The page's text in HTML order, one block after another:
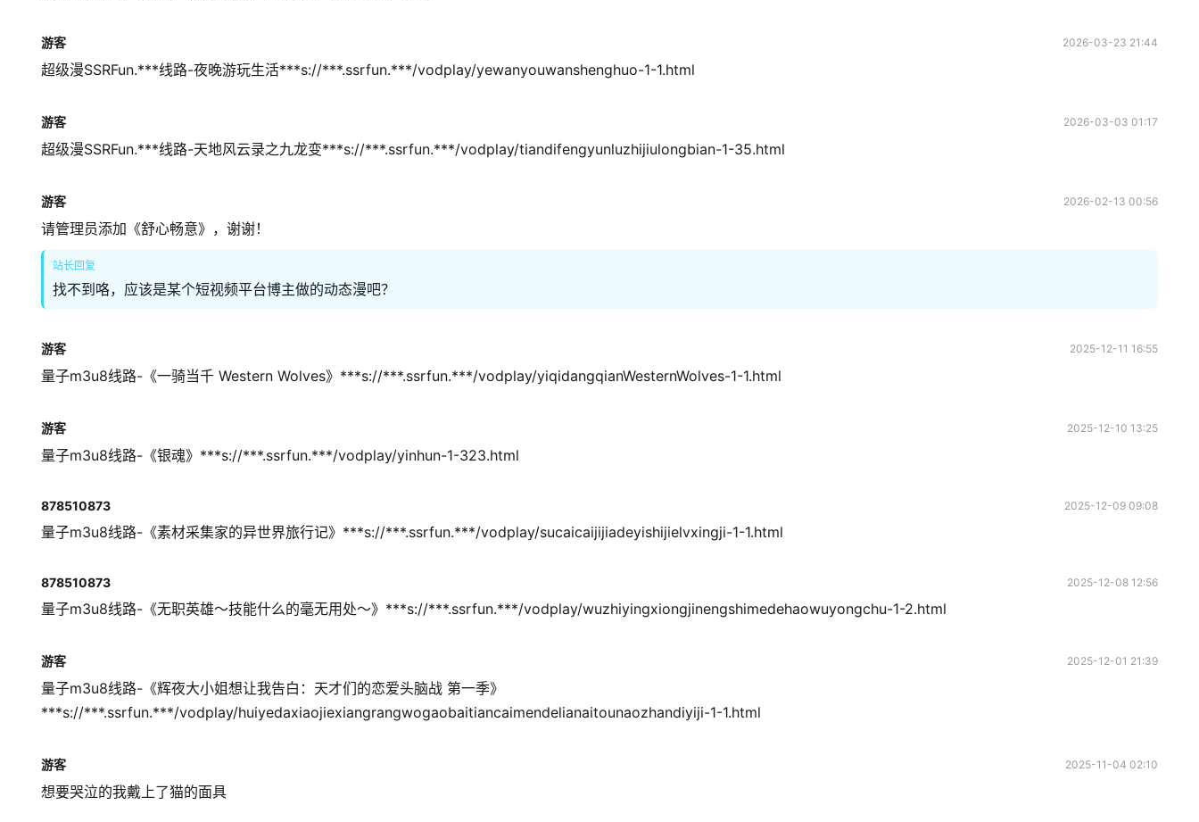
游客 2026-03-23 21:44
超级漫SSRFun.***线路-夜晚游玩生活***s://***.ssrfun.***/vodplay/yewanyouwanshenghuo-1-1.html
游客 2026-03-03 01:17
超级漫SSRFun.***线路-天地风云录之九龙变***s://***.ssrfun.***/vodplay/tiandifengyunluzhijiulongbian-1-35.html
游客 2026-02-13 00:56
请管理员添加《舒心畅意》，谢谢！
站长回复
找不到咯，应该是某个短视频平台博主做的动态漫吧？
游客 2025-12-11 16:55
量子m3u8线路-《一骑当千 Western Wolves》***s://***.ssrfun.***/vodplay/yiqidangqianWesternWolves-1-1.html
游客 2025-12-10 13:25
量子m3u8线路-《银魂》***s://***.ssrfun.***/vodplay/yinhun-1-323.html
878510873 2025-12-09 09:08
量子m3u8线路-《素材采集家的异世界旅行记》***s://***.ssrfun.***/vodplay/sucaicaijijiadeyishijielvxingji-1-1.html
878510873 2025-12-08 12:56
量子m3u8线路-《无职英雄～技能什么的毫无用处～》***s://***.ssrfun.***/vodplay/wuzhiyingxiongjinengshimedehaowuyongchu-1-2.html
游客 2025-12-01 21:39
量子m3u8线路-《辉夜大小姐想让我告白：天才们的恋爱头脑战 第一季》
***s://***.ssrfun.***/vodplay/huiyedaxiaojiexiangrangwogaobaitiancaimendelianaitounaozhandiyiji-1-1.html
游客 2025-11-04 02:10
想要哭泣的我戴上了猫的面具